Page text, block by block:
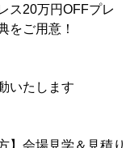
ス20万円OFFプレ
をご用意！
いたします
】会場見学＆見積り